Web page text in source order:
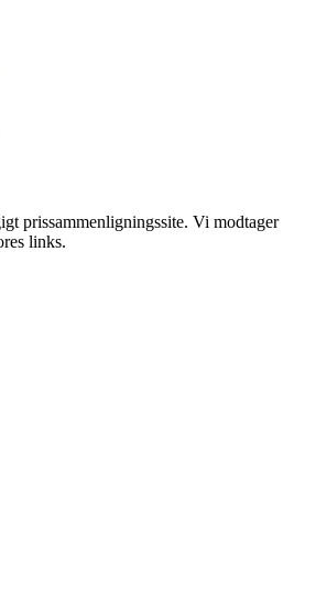
prissammenligningssite. Vi modtager
links.